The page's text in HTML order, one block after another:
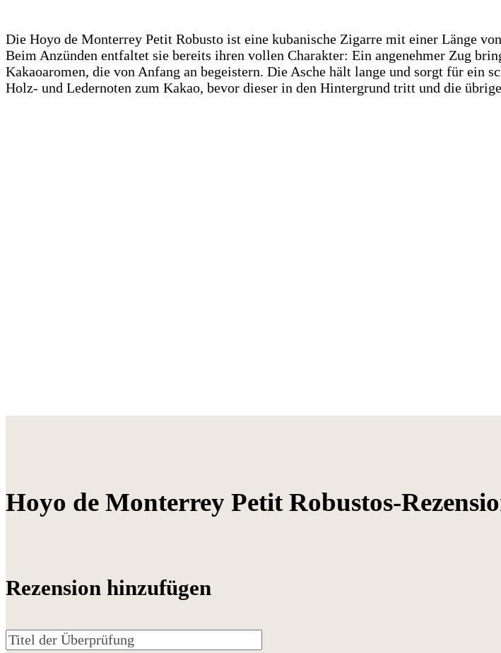
Die Hoyo de Monterrey Petit Robusto ist eine kubanische Zigarre mit einer Länge
Beim Anzünden entfaltet sie bereits ihren vollen Charakter: Ein angenehmer Zug
Kakaoaromen, die von Anfang an begeistern. Die Asche hält lange und sorgt für ein
Holz- und Ledernoten zum Kakao, bevor dieser in den Hintergrund tritt und die
Hoyo de Monterrey Petit Robustos-
Rezension hinzufügen